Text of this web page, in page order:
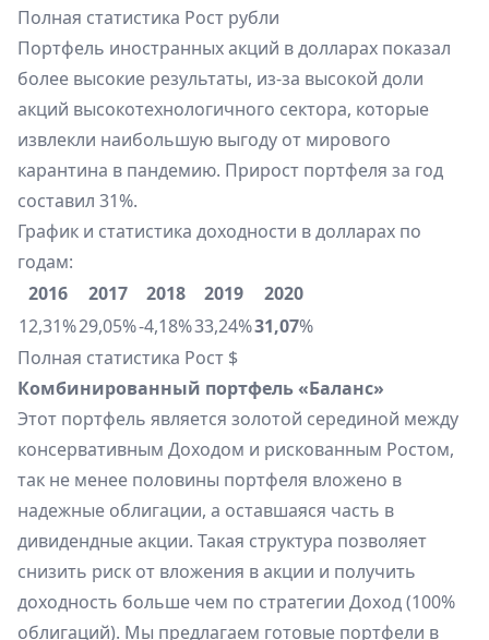
Полная статистика Рост рубли
Портфель иностранных акций в долларах показал
более высокие результаты, из-за высокой доли
акций высокотехнологичного сектора, которые
извлекли наибольшую выгоду от мирового
карантина в пандемию. Прирост портфеля за год
составил 31%.
График и статистика доходности в долларах по
годам:
2016
2017 2018 2019
2020
12,31%29,05%-4,18%33,24%31,07%
Полная статистика Рост $
Комбинированный портфель «Баланс»
Этот портфель является золотой серединой между
консервативным Доходом и рискованным Ростом,
так не менее половины портфеля вложено в
надежные облигации, а оставшаяся часть в
дивидендные акции. Такая структура позволяет
снизить риск от вложения в акции и получить
доходность больше чем по стратегии Доход (100%
облигаций). Мы предлагаем готовые портфели в